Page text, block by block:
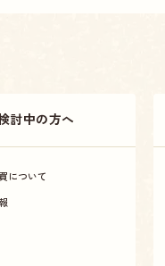
討中の方へ
について